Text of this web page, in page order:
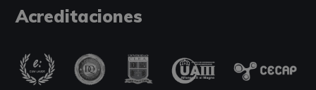
Acreditaciones